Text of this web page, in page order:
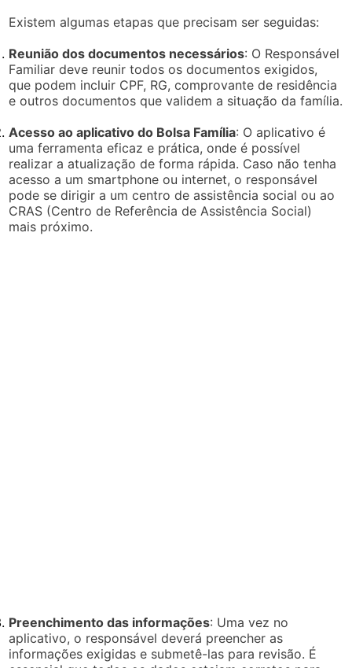
Existem algumas etapas que precisam ser seguidas:
Reunião dos documentos necessários: O Responsável
Familiar deve reunir todos os documentos exigidos,
que podem incluir CPF, RG, comprovante de residência
e outros documentos que validem a situação da família.
Acesso ao aplicativo do Bolsa Família: O aplicativo é
uma ferramenta eficaz e prática, onde é possível
realizar a atualização de forma rápida. Caso não tenha
acesso a um smartphone ou internet, o responsável
pode se dirigir a um centro de assistência social ou ao
CRAS (Centro de Referência de Assistência Social)
mais próximo.
Preenchimento das informações: Uma vez no
aplicativo, o responsável deverá preencher as
informações exigidas e submetê-las para revisão. É